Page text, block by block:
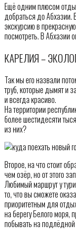
Ещё одним плюсом
добраться до Абхазии.
экскурсию в
посмотреть. В Абхазии
КАРЕЛИЯ –
Так мы его назвали
труб, которые дымят и
и всегда красиво.
На территории
более шестидесяти
из них?
Второе, на что стоит
чем озёр, но от этого
Любимый маршрут у
то, что вы сможете
приоритетным для
на берегу Белого моря,
побывать на